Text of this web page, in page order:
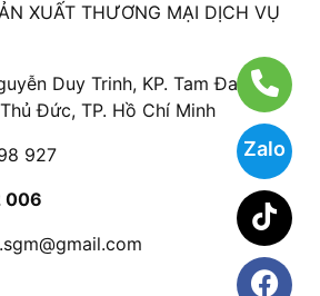
Zalo
XUẤT THƯƠNG MẠI DỊCH VỤ
Duy Trinh, KP. Tam Đa, P.
Đức, TP. Hồ Chí Minh
927
006